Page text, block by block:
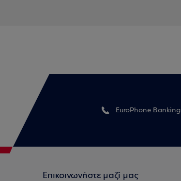
EuroPhone Banking
Επικοινωνήστε μαζί μας